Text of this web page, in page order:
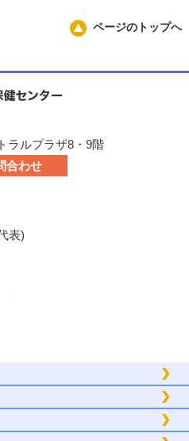
ページのトップへ
ラルプラザ8・9階
合わせ
表)